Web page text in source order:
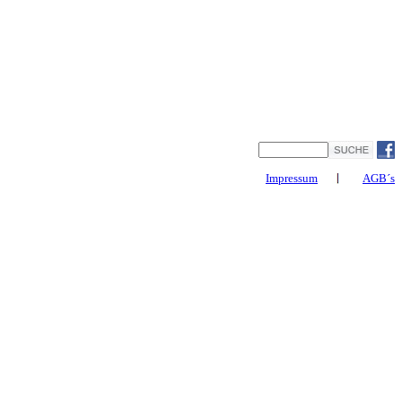
Impressum AGB´s